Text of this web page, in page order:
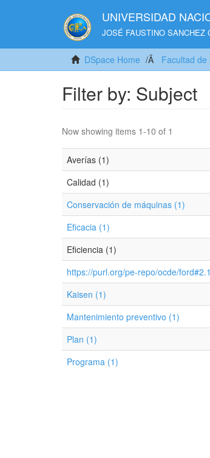
UNIVERSIDAD
JOSÉ FAUSTINO SANCHEZ
DSpace Home Facultad
Filter by: Subject
Now showing items 1-10 of 1
Averías (1)
Calidad (1)
Conservación de máquinas (1)
Eficacia (1)
Eficiencia (1)
https://purl.org/pe-repo/ocde/
Kaisen (1)
Mantenimiento preventivo (1)
Plan (1)
Programa (1)